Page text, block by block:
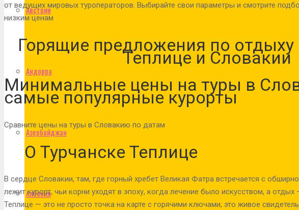
Австрия
Андорра
Азербайджан
Албания
от ведущих мировых туроператоров. Выбирайте свои параметры и смотрите
низким ценам
Горящие предложения по отдыху
Теплице и Словакии
Минимальные цены на туры в
самые популярные курорты
Сравните цены на туры в Словакию по датам
О Турчанске Теплице
В сердце Словакии, там, где горный хребет Великая Фатра встречается с
лежит курорт, чьи корни уходят в эпоху, когда лечение было искусством, а отдых
Теплице — это не просто точка на карте с горячими ключами; это живое